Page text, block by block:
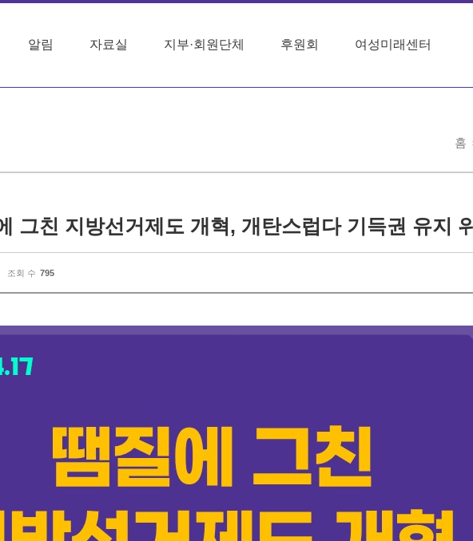
알림 자료실 지부·회원단체 후원회 여성미래센터
홈
조회 수 795